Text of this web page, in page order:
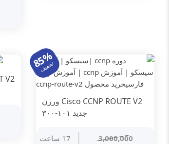
85%
تخفیف
Cisco CCNP ROUTE V2 ورژن
جدید ۱۰۱-۳۰۰
3,000,000
17 ساعت